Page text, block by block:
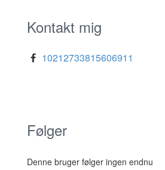
Kontakt mig
10212733815606911
Følger
Denne bruger følger ingen endnu